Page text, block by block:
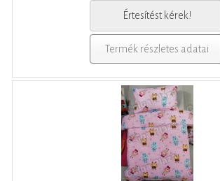
Értesítést kérek!
Termék részletes adatai